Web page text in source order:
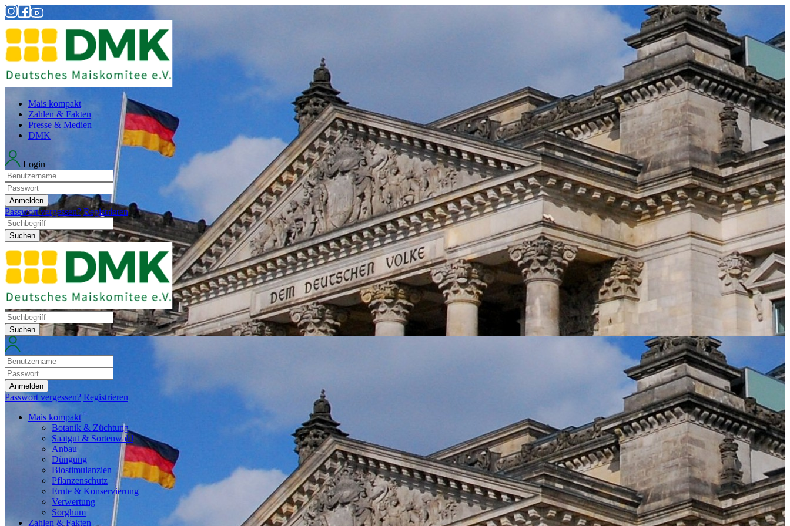
Mais kompakt
Zahlen & Fakten
Presse & Medien
DMK
Login
Anmelden
Passwort vergessen? Registrieren
Suchen
Suchen
Anmelden
Passwort vergessen? Registrieren
Mais kompakt
Botanik & Züchtung
Saatgut & Sortenwahl
Anbau
Düngung
Biostimulanzien
Pflanzenschutz
Ernte & Konservierung
Verwertung
Sorghum
Zahlen & Fakten